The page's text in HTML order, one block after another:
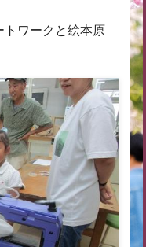
ワークと絵本原